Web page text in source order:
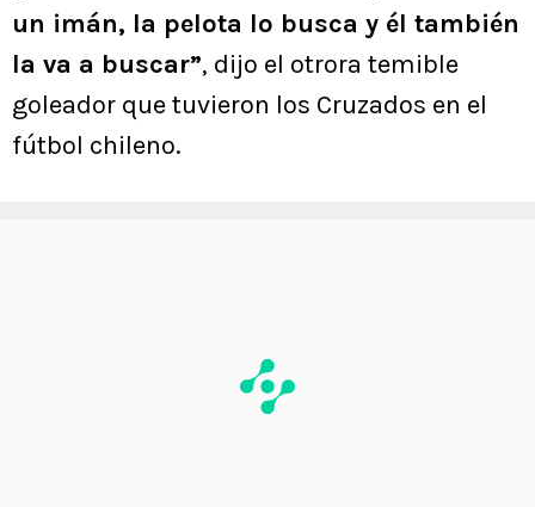
un imán, la pelota lo busca y él también
la va a buscar”, dijo el otrora temible
goleador que tuvieron los Cruzados en el
fútbol chileno.